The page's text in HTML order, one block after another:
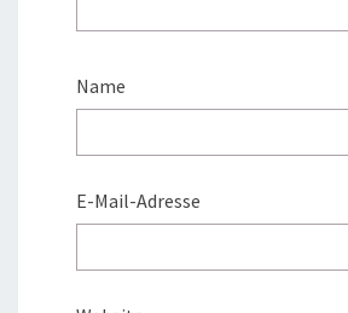
Name
E-Mail-Adresse